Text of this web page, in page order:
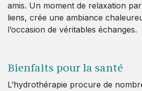
amis. Un moment de relaxation
liens, crée une ambiance
l’occasion de véritables échanges.
Bienfaits pour la santé
L’hydrothérapie procure de